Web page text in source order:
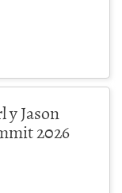
y Jason
2026